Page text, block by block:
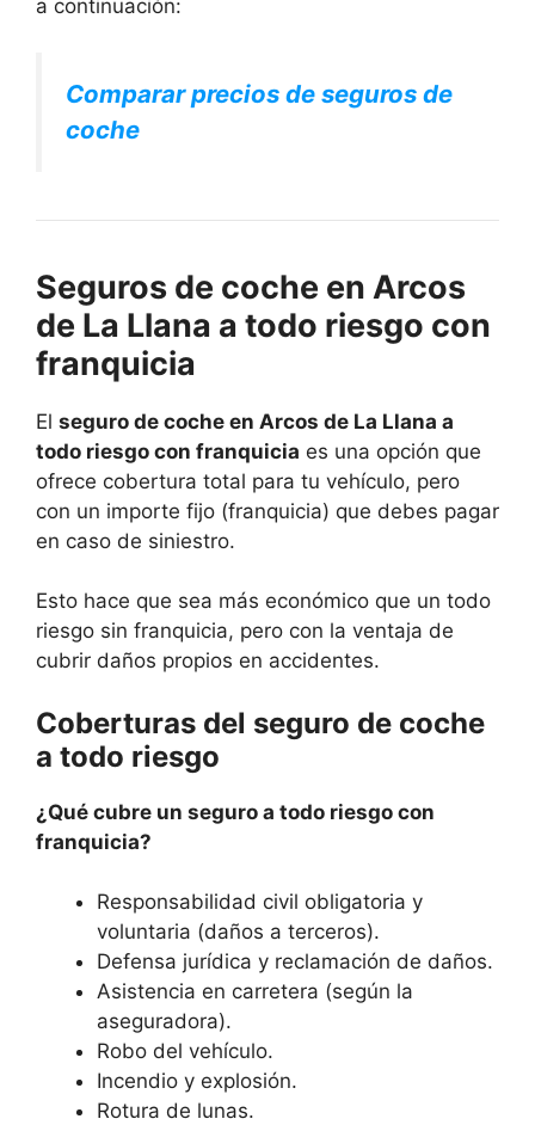
a continuación:
Comparar precios de seguros de
coche
Seguros de coche en Arcos
de La Llana a todo riesgo con
franquicia
El seguro de coche en Arcos de La Llana a
todo riesgo con franquicia es una opción que
ofrece cobertura total para tu vehículo, pero
con un importe fijo (franquicia) que debes pagar
en caso de siniestro.
Esto hace que sea más económico que un todo
riesgo sin franquicia, pero con la ventaja de
cubrir daños propios en accidentes.
Coberturas del seguro de coche
a todo riesgo
¿Qué cubre un seguro a todo riesgo con
franquicia?
Responsabilidad civil obligatoria y
voluntaria (daños a terceros).
Defensa jurídica y reclamación de daños.
Asistencia en carretera (según la
aseguradora).
Robo del vehículo.
Incendio y explosión.
Rotura de lunas.